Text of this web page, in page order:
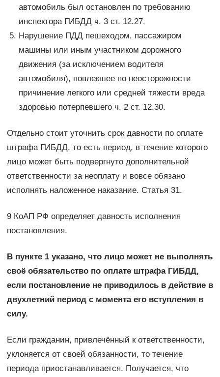
автомобиль был остановлен по требованию
инспектора ГИБДД ч. 3 ст. 12.27.
Нарушение ПДД пешеходом, пассажиром
машины или иным участником дорожного
движения (за исключением водителя
автомобиля), повлекшее по неосторожности
причинение легкого или средней тяжести вреда
здоровью потерпевшего ч. 2 ст. 12.30.
Отдельно стоит уточнить срок давности по оплате
штрафа ГИБДД, то есть период, в течение которого
лицо может быть подвергнуто дополнительной
ответственности за неоплату и вовсе обязано
исполнять наложенное наказание. Статья 31.
9 КоАП РФ определяет давность исполнения
постановления.
В пункте 1 указано, что лицо может не выполнять
своё обязательство по оплате штрафа ГИБДД,
если постановление не приводилось в действие в
двухлетний период с момента его вступления в
силу.
Если гражданин, привлечённый к ответственности,
уклоняется от своей обязанности, то течение
периода приостанавливается. Получается, что